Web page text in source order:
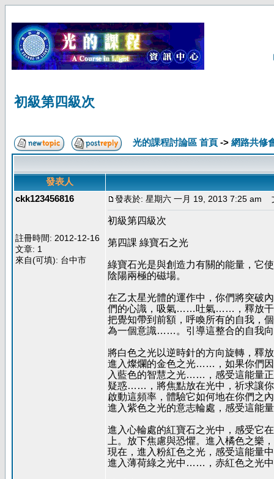
初級第四級次
光的課程討論區 首頁 -> 網路共修
發表人
ckk123456816
註冊時間: 2012-12-16
文章: 1
來自(可填): 台中市
發表於: 星期六 一月 19, 2013 7:25 am
初級第四級次
第四課 綠寶石之光
綠寶石光是與創造力有關的能量，它
陰陽兩極的磁場。
在乙太星光體的運作中，你們將突破
們的心識，吸氣……吐氣……，釋放
把覺知帶到前額，呼喚所有的自我，
為一個意識……。引導這整合的自我
將白色之光以逆時針的方向旋轉，釋
進入燦爛的金色之光……，如果你們
入藍色的智慧之光……，感受這能量
疑惑……，將焦點放在光中，祈求讓
啟動這頻率，體驗它如何地在你們之
進入紫色之光的意志輪處，感受這
進入心輪處的紅寶石之光中，感受它
上。放下焦慮與恐懼。進入橘色之
現在，進入粉紅色之光，感受這能
進入薄荷綠之光中……，赤紅色之光